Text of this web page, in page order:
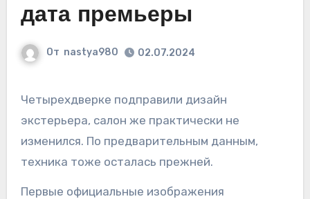
дата премьеры
От nastya980 02.07.2024
Четырехдверке подправили дизайн
экстерьера, салон же практически не
изменился. По предварительным данным,
техника тоже осталась прежней.
Первые официальные изображения